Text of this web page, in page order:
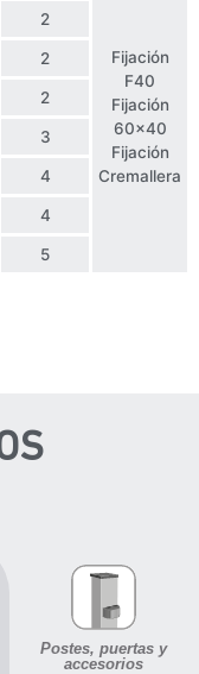
Fijación
F40
Fijación
60×40
Fijación
Cremallera
2
2
2
3
4
4
5
Postes, puertas y
accesorios